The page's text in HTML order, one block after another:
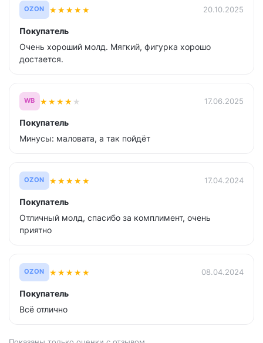
OZON ★★★★★ 20.10.2025
Покупатель
Очень хороший молд. Мягкий, фигурка хорошо
достается.
WB ★★★★ ★ 17.06.2025
Покупатель
Минусы: маловата, а так пойдёт
OZON ★★★★★ 17.04.2024
Покупатель
Отличный молд, спасибо за комплимент, очень
приятно
OZON ★★★★★ 08.04.2024
Покупатель
Всё отлично